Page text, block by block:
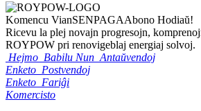
Komencu VianSENPAGAAbono Hodiaŭ!
Ricevu la plej novajn progresojn,
ROYPOW pri renovigeblaj energiaj solvoj.
Hejmo Babilu Nun Antaŭvendoj
Enketo Postvendoj
Enketo Fariĝi
Komercisto